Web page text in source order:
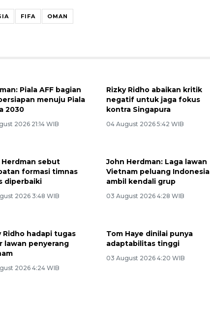
FIFA OMAN
Piala AFF bagian
menuju Piala
2030
2026 21:14 WIB
Rizky Ridho abaikan kritik
negatif untuk jaga fokus
kontra Singapura
04 August 2026 5:42 WIB
Herdman sebut
formasi timnas
diperbaiki
2026 3:48 WIB
John Herdman: Laga lawan
Vietnam peluang Indonesia
ambil kendali grup
03 August 2026 4:28 WIB
Ridho hadapi tugas
lawan penyerang
2026 4:24 WIB
Tom Haye dinilai punya
adaptabilitas tinggi
03 August 2026 4:20 WIB